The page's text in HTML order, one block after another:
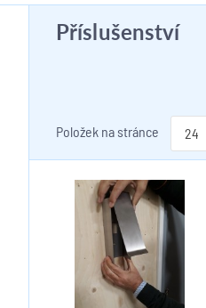
Příslušenství
Položek na stránce